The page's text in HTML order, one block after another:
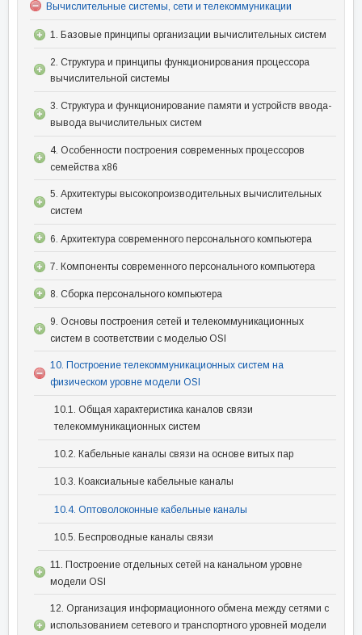
Вычислительные системы, сети и телекоммуникации
1. Базовые принципы организации вычислительных систем
2. Структура и принципы функционирования процессора
вычислительной системы
3. Структура и функционирование памяти и устройств ввода-
вывода вычислительных систем
4. Особенности построения современных процессоров
семейства x86
5. Архитектуры высокопроизводительных вычислительных
систем
6. Архитектура современного персонального компьютера
7. Компоненты современного персонального компьютера
8. Сборка персонального компьютера
9. Основы построения сетей и телекоммуникационных
систем в соответствии с моделью OSI
10. Построение телекоммуникационных систем на
физическом уровне модели OSI
10.1. Общая характеристика каналов связи
телекоммуникационных систем
10.2. Кабельные каналы связи на основе витых пар
10.3. Коаксиальные кабельные каналы
10.4. Оптоволоконные кабельные каналы
10.5. Беспроводные каналы связи
11. Построение отдельных сетей на канальном уровне
модели OSI
12. Организация информационного обмена между сетями с
использованием сетевого и транспортного уровней модели